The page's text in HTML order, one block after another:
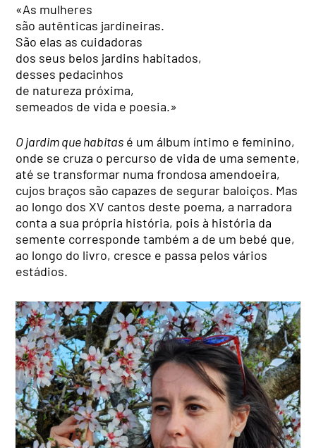
«As mulheres
são autênticas jardineiras.
São elas as cuidadoras
dos seus belos jardins habitados,
desses pedacinhos
de natureza próxima,
semeados de vida e poesia.»
O jardim que habitas é um álbum íntimo e feminino,
onde se cruza o percurso de vida de uma semente,
até se transformar numa frondosa amendoeira,
cujos braços são capazes de segurar baloiços. Mas
ao longo dos XV cantos deste poema, a narradora
conta a sua própria história, pois à história da
semente corresponde também a de um bebé que,
ao longo do livro, cresce e passa pelos vários
estádios.